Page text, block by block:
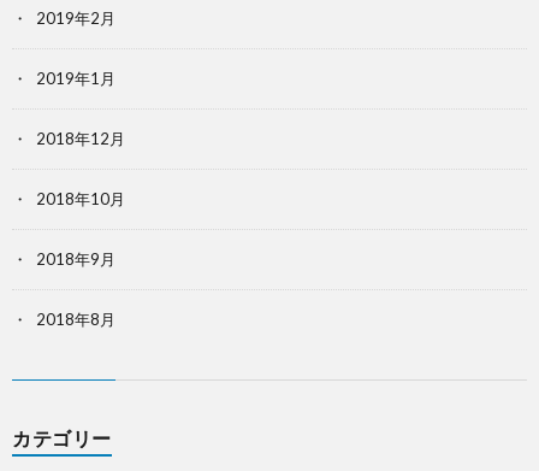
2019年2月
2019年1月
2018年12月
2018年10月
2018年9月
2018年8月
カテゴリー